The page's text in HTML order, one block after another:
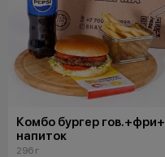
Комбо бургер гов.+фри+
напиток
296 г